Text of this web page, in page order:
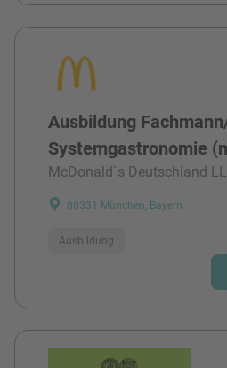
Ausbildung
Systemgastronomie
McDonald`s Deutschland
80331 München, Bayern
Ausbildung